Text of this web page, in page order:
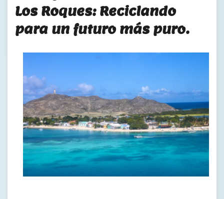
Los Roques: Reciclando
para un futuro más puro.